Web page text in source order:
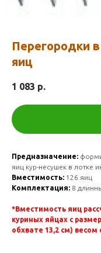
Перегородки
яиц
1 083 р.
Предназначение:
яиц кур-несушек в лотке
Вместимость: 126 яиц
Комплектация: 8
*Вместимость яиц
куриных яйцах с
обхвате 13,2 см) весом